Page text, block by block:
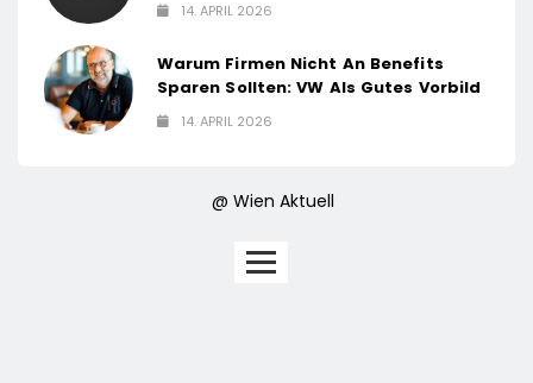
14. APRIL 2026
Warum Firmen Nicht An Benefits
Sparen Sollten: VW Als Gutes Vorbild
14. APRIL 2026
@ Wien Aktuell